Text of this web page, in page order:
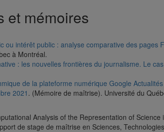
et mémoires
ou intérêt public : analyse comparative des pages
à Montréal.
: les nouvelles frontières du journalisme. Le
de la plateforme numérique Google
2021 . (Mémoire de maîtrise). Université du
Analysis of the Representation of
de stage de maîtrise en Sciences,